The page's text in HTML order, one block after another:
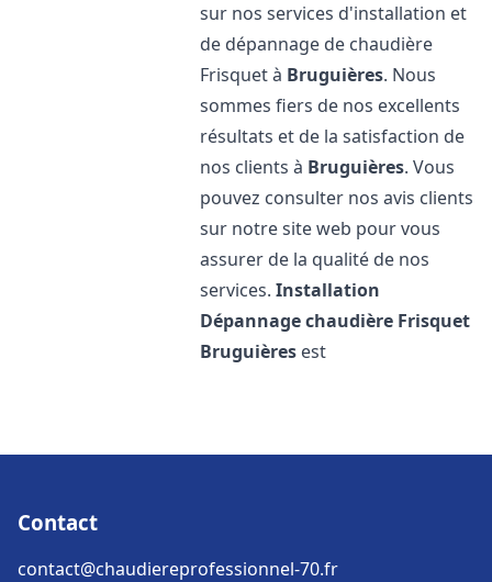
sur nos services d'installation et
de dépannage de chaudière
Frisquet à Bruguières. Nous
sommes fiers de nos excellents
résultats et de la satisfaction de
nos clients à Bruguières. Vous
pouvez consulter nos avis clients
sur notre site web pour vous
assurer de la qualité de nos
services.Installation
Dépannage chaudière Frisquet
Bruguières est
Contact
contact@chaudiereprofessionnel-70.fr